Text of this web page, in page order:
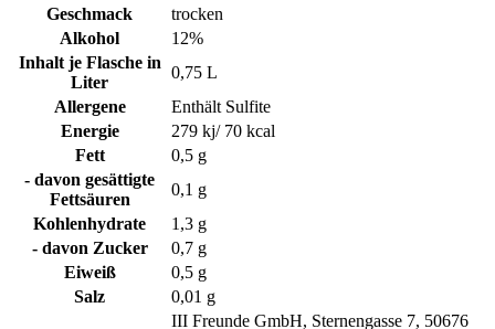
Geschmack
trocken
Alkohol
12%
Inhalt je Flasche in
Liter
0,75 L
Allergene
Enthält Sulfite
Energie
279 kj/ 70 kcal
Fett
0,5 g
- davon gesättigte
Fettsäuren
0,1 g
Kohlenhydrate
1,3 g
- davon Zucker
0,7 g
Eiweiß
0,5 g
Salz
0,01 g
III Freunde GmbH, Sternengasse 7, 50676